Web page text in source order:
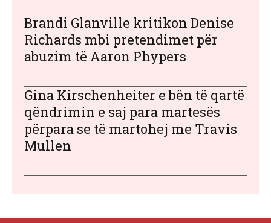
Brandi Glanville kritikon Denise
Richards mbi pretendimet për
abuzim të Aaron Phypers
Gina Kirschenheiter e bën të qartë
qëndrimin e saj para martesës
përpara se të martohej me Travis
Mullen